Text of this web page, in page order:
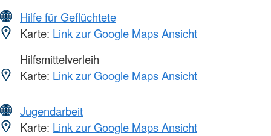
Hilfe für Geflüchtete
Karte: Link zur Google Maps Ansicht
Hilfsmittelverleih
Karte: Link zur Google Maps Ansicht
Jugendarbeit
Karte: Link zur Google Maps Ansicht